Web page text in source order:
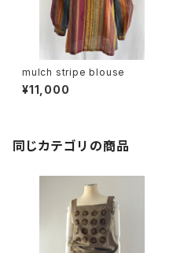
mulch stripe blouse
¥11,000
同じカテゴリの商品